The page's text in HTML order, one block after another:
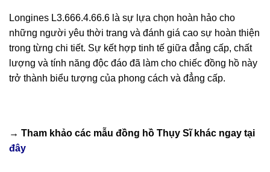
Longines L3.666.4.66.6 là sự lựa chọn hoàn hảo cho
những người yêu thời trang và đánh giá cao sự hoàn thiện
trong từng chi tiết. Sự kết hợp tinh tế giữa đẳng cấp, chất
lượng và tính năng độc đáo đã làm cho chiếc đồng hồ này
trở thành biểu tượng của phong cách và đẳng cấp.
→ Tham khảo các mẫu đồng hồ Thụy Sĩkhác ngay tại
đây